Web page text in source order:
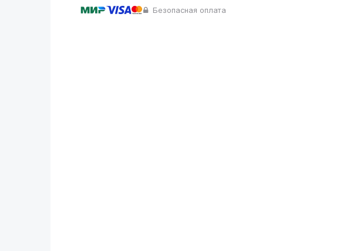
Безопасная оплата